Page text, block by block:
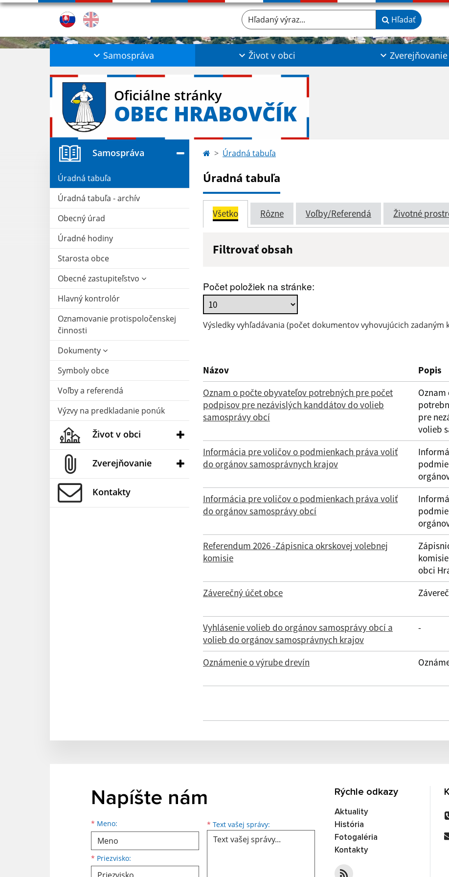
Hľadaný výraz... Hľadať
Samospráva Život v obci Zverejňovanie
Oficiálne stránky
OBEC HRABOVČÍK
Samospráva
Úradná tabuľa
Úradná tabuľa - archív
Obecný úrad
Úradné hodiny
Starosta obce
Obecné zastupiteľstvo
Hlavný kontrolór
Oznamovanie protispoločenskej
činnosti
Dokumenty
Symboly obce
Voľby a referendá
Výzvy na predkladanie ponúk
Život v obci
Zverejňovanie
Kontakty
Úradná tabuľa
Úradná tabuľa
Všetko Rôzne Voľby/Referendá Životné
Filtrovať obsah
Dátum zverejnenia do:
Počet položiek na stránke:
Výsledky vyhľadávania (počet dokumentov vyhovujúcich zadaným
Názov Popis
Oznam o počte obyvateľov potrebných pre počet
podpisov pre nezávislých kanddátov do volieb
samosprávy obcí
pre
volieb
Informácia pre voličov o podmienkach práva voliť
do orgánov samosprávnych krajov
Informácia pre voličov o podmienkach práva voliť
do orgánov samosprávy obcí
Referendum 2026 -Zápisnica okrskovej volebnej
komisie
obci
Záverečný účet obce
Vyhlásenie volieb do orgánov samosprávy obcí a
volieb do orgánov samosprávnych krajov
-
Oznámenie o výrube drevín
Napíšte nám
* Meno:
Meno
* Priezvisko:
Priezvisko
E-mailová adresa * Text vašej správy: Text vašej správy...
Rýchle odkazy
Aktuality
História
Fotogaléria
Kontakty